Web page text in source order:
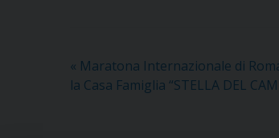
« Maratona Internazionale di
la Casa Famiglia “STELLA DEL